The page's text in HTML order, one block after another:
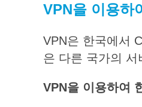
VPN을 이용하
VPN은 한국에서
은 다른 국가의
VPN을 이용하여